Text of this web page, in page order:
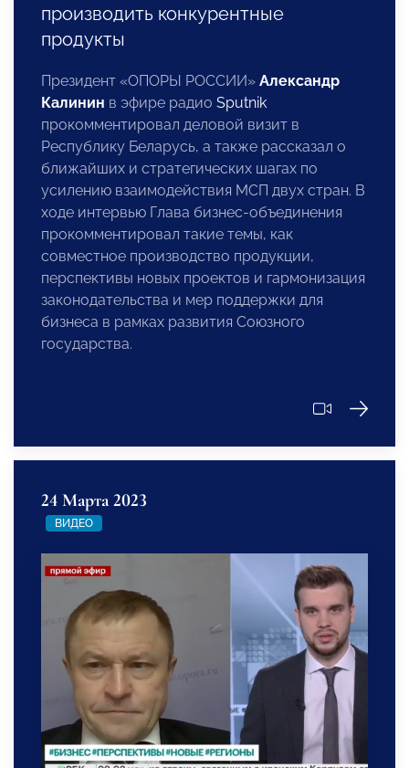
производить конкурентные
продукты
Президент «ОПОРЫ РОССИИ» Александр
Калинин в эфире радио Sputnik
прокомментировал деловой визит в
Республику Беларусь, а также рассказал о
ближайших и стратегических шагах по
усилению взаимодействия МСП двух стран. В
ходе интервью Глава бизнес-объединения
прокомментировал такие темы, как
совместное производство продукции,
перспективы новых проектов и гармонизация
законодательства и мер поддержки для
бизнеса в рамках развития Союзного
государства.
24 Марта 2023
ВИДЕО